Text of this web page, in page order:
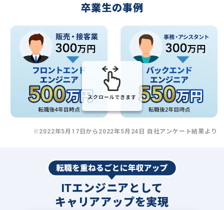
卒業生の事例
スクロールできます
※2022年5月17日から2022年5月24日 自社アンケート結果より
ITエンジニアとして
キャリアアップを実現